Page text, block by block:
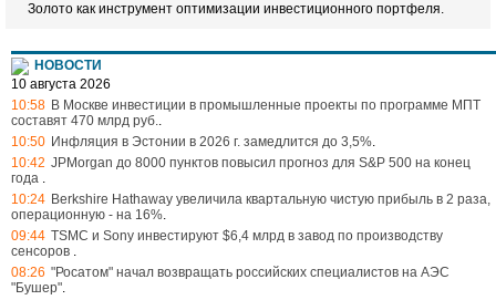
Золото как инструмент оптимизации инвестиционного портфеля.
НОВОСТИ
10 августа 2026
10:58 В Москве инвестиции в промышленные проекты по программе МПТ
составят 470 млрд руб..
10:50 Инфляция в Эстонии в 2026 г. замедлится до 3,5%.
10:42 JPMorgan до 8000 пунктов повысил прогноз для S&P 500 на конец
года .
10:24 Berkshire Hathaway увеличила квартальную чистую прибыль в 2 раза,
операционную - на 16%.
09:44 TSMC и Sony инвестируют $6,4 млрд в завод по производству
сенсоров .
08:26 "Росатом" начал возвращать российских специалистов на АЭС
"Бушер".